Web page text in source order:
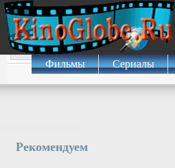
Фильмы Сериалы
Рекомендуем